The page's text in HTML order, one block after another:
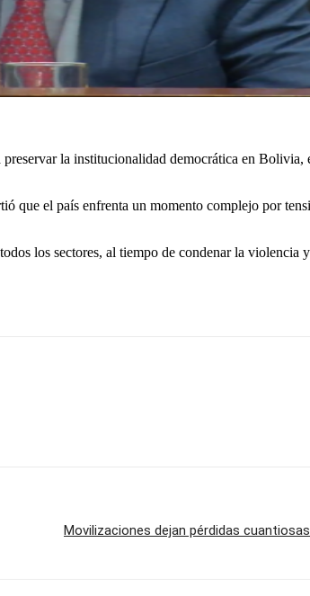
la institucionalidad democrática en
el país enfrenta un momento complejo por
los sectores, al tiempo de condenar la violencia
Movilizaciones dejan pérdidas